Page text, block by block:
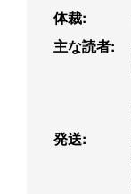
体裁:
主な読者:
発送: